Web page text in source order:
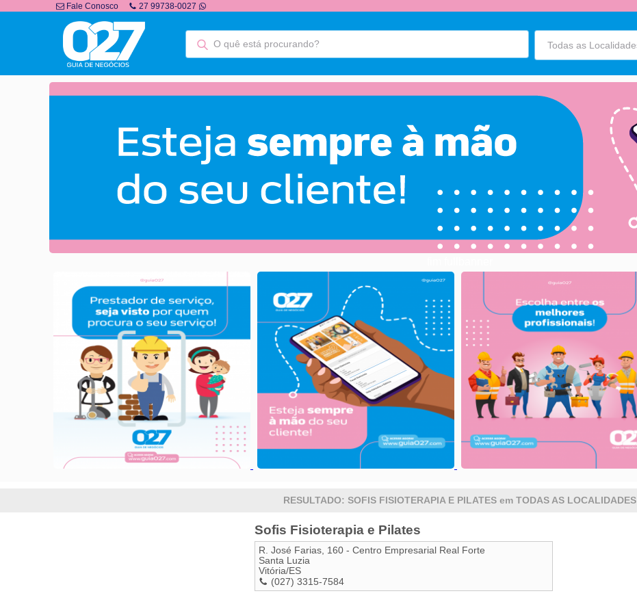
Fale Conosco 27 99738-0027
RESULTADO: SOFIS FISIOTERAPIA E PILATES em TODAS AS LOCALIDADES
Sofis Fisioterapia e Pilates
R. José Farias, 160 - Centro Empresarial Real Forte
Santa Luzia
Vitória/ES
(027) 3315-7584